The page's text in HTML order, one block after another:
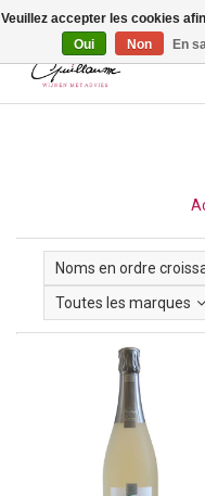
Vragen? Bel ons: +32
3272 Testelt -
Noms en ordre
Toutes les marques
Veuillez accepter les cookies
Oui
Non En